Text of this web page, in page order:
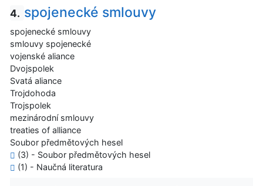
4. spojenecké smlouvy
spojenecké smlouvy
smlouvy spojenecké
vojenské aliance
Dvojspolek
Svatá aliance
Trojdohoda
Trojspolek
mezinárodní smlouvy
treaties of alliance
Soubor předmětových hesel
(3) - Soubor předmětových hesel
(1) - Naučná literatura